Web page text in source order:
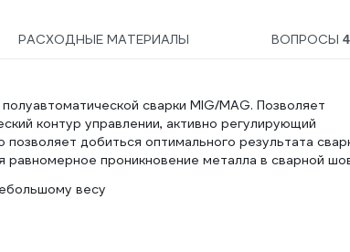
РАСХОДНЫЕ МАТЕРИАЛЫ ВОПРОСЫ4
сварки MIG/MAG. Позволяет
контур управлении, активно регулирующий
добиться оптимального результата
равномерное проникновение металла в сварной
весу